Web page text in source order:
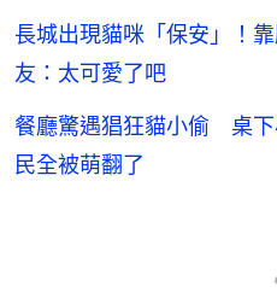
長城出現貓咪「保安」！
友：太可愛了吧
餐廳驚遇猖狂貓小偷 桌
民全被萌翻了